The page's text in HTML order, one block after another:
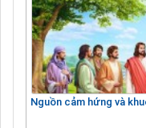
Nguồn cảm hứng và